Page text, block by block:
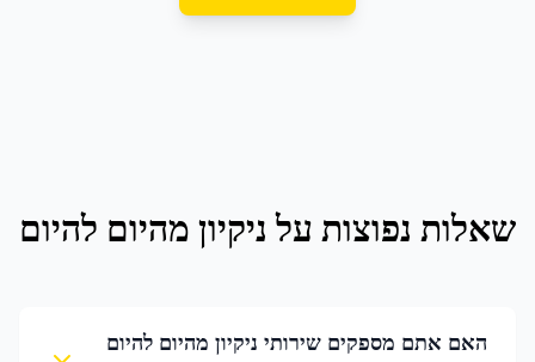
שאלות נפוצות על ניקיון מהיום להיום
האם אתם מספקים שירותי ניקיון מהיום להיום